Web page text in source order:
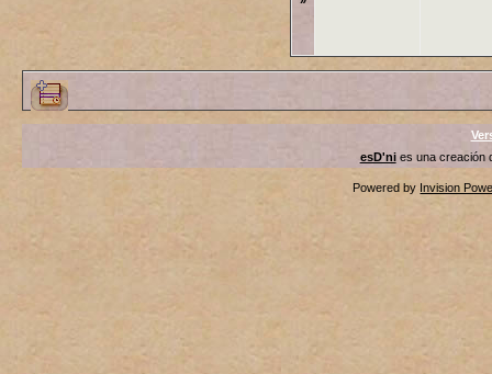
esD'nies una creación
Powered by Invision